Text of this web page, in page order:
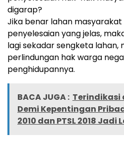
digarap?
‎Jika benar lahan
penyelesaian yang jelas,
lagi sekadar sengketa lahan,
perlindungan hak warga
penghidupannya.
BACA JUGA : Terindikasi
Demi Kepentingan
2010 dan PTSL 2018 Jadi